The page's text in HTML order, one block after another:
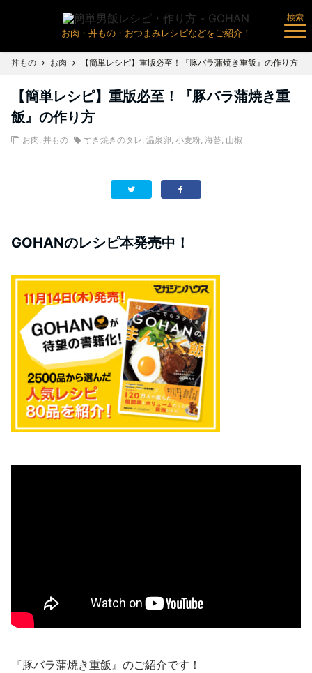
お肉・丼もの・おつまみレシピなどをご紹介！
検索
丼もの お肉 【簡単レシピ】重版必至！『豚バラ蒲焼き重飯』の作り方
【簡単レシピ】重版必至！『豚バラ蒲焼き重
飯』の作り方
お肉, 丼もの すき焼きのタレ, 温泉卵, 小麦粉, 海苔, 山椒
GOHANのレシピ本発売中！
『豚バラ蒲焼き重飯』のご紹介です！